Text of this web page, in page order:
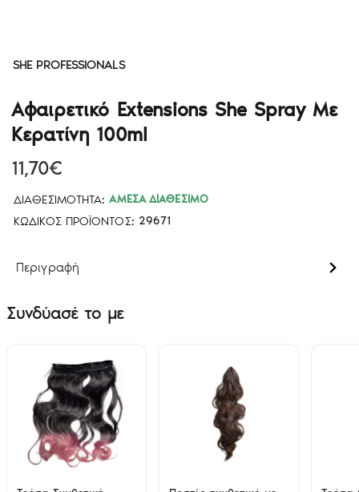
SHE PROFESSIONALS
Αφαιρετικό Extensions She Spray Με
Κερατίνη 100ml
ΔΙΑΘΕΣΙΜΌΤΗΤΑ: ΆΜΕΣΑ ΔΙΑΘΈΣΙΜΟ
ΚΩΔΙΚΌΣ ΠΡΟΪΌΝΤΟΣ: 29671
11,70€
Περιγραφή
Συνδύασέ το με